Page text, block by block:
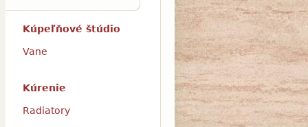
Kúpeľňové štúdio
Vane
Kúrenie
Radiatory